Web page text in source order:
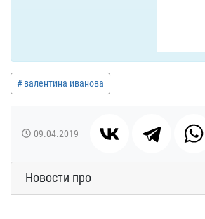
валентина иванова
09.04.2019
Новости про